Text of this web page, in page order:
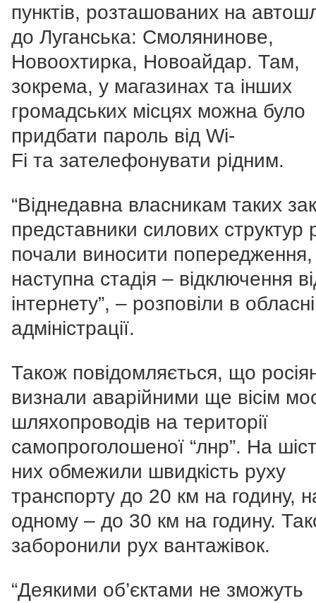
пунктів, розташованих на
до Луганська: Смолянинове,
Новоохтирка, Новоайдар. Там,
зокрема, у магазинах та інших
громадських місцях можна було
придбати пароль від Wi-
Fі та зателефонувати рідним.
“Віднедавна власникам таких
представники силових структур
почали виносити попередження,
наступна стадія – відключення
інтернету”, – розповіли в
адміністрації.
Також повідомляється, що
визнали аварійними ще вісім
шляхопроводів на території
самопроголошеної “лнр”. На
них обмежили швидкість руху
транспорту до 20 км на годину,
одному – до 30 км на годину.
заборонили рух вантажівок.
“Деякими об’єктами не зможуть